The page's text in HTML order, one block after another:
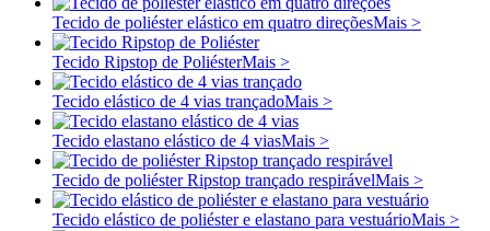
Tecido de poliéster elástico em quatro direçõesMais >
Tecido Ripstop de PoliésterMais >
Tecido elástico de 4 vias trançadoMais >
Tecido elastano elástico de 4 viasMais >
Tecido de poliéster Ripstop trançado respirávelMais >
Tecido elástico de poliéster e elastano para vestuárioMais >